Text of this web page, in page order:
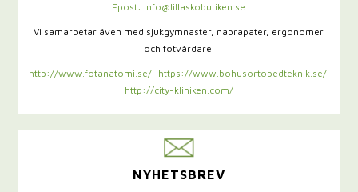
Epost: info@lillaskobutiken.se
Vi samarbetar även med sjukgymnaster, naprapater, ergonomer
och fotvårdare.
http://www.fotanatomi.se/
https://www.bohusortopedteknik.se/
http://city-kliniken.com/
NYHETSBREV